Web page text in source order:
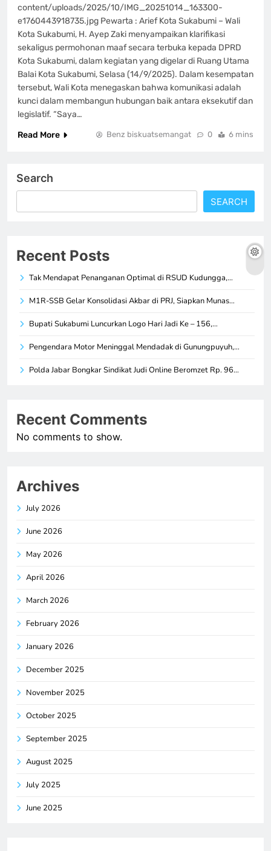
content/uploads/2025/10/IMG_20251014_163300-
e1760443918735.jpg Pewarta : Arief Kota Sukabumi – Wali
Kota Sukabumi, H. Ayep Zaki menyampaikan klarifikasi
sekaligus permohonan maaf secara terbuka kepada DPRD
Kota Sukabumi, dalam kegiatan yang digelar di Ruang Utama
Balai Kota Sukabumi, Selasa (14/9/2025). Dalam kesempatan
tersebut, Wali Kota menegaskan bahwa komunikasi adalah
kunci dalam membangun hubungan baik antara eksekutif dan
legislatif. “Saya…
Read More
Benz biskuatsemangat 0 6 mins
Search
SEARCH
Recent Posts
Tak Mendapat Penanganan Optimal di RSUD Kudungga,…
M1R-SSB Gelar Konsolidasi Akbar di PRJ, Siapkan Munas…
Bupati Sukabumi Luncurkan Logo Hari Jadi Ke – 156,…
Pengendara Motor Meninggal Mendadak di Gunungpuyuh,…
Polda Jabar Bongkar Sindikat Judi Online Beromzet Rp. 96…
Recent Comments
No comments to show.
Archives
July 2026
June 2026
May 2026
April 2026
March 2026
February 2026
January 2026
December 2025
November 2025
October 2025
September 2025
August 2025
July 2025
June 2025